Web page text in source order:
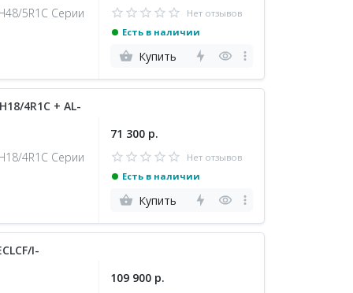
5R1С Серии
Нет отзывов
Есть в наличии
Купить
4R1C + AL-
4R1С Серии
71 300 р.
Нет отзывов
Есть в наличии
Купить
I-
109 900 р.